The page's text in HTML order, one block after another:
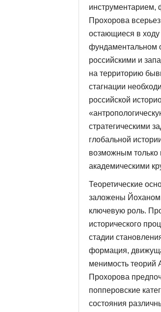
инструментарием,
Прохорова
остающиеся в ходу
фундаментальном
россий­скими и
на территорию
стагнации
российской
стратегическими
глобальной
возмож­ным только
академическими
Теоретические
заложены
ключевую роль.
исторического
стадии
форма­ция,
менимость теорий
Прохорова
попперовские
состояния